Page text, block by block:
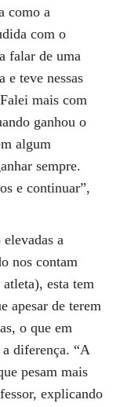
como a
com o
falar de uma
e teve nessas
mais com
ganhou o
algum
sempre.
e continuar”,
a
nos contam
esta tem
apesar de terem
o que em
diferença. “A
pesam mais
explicando